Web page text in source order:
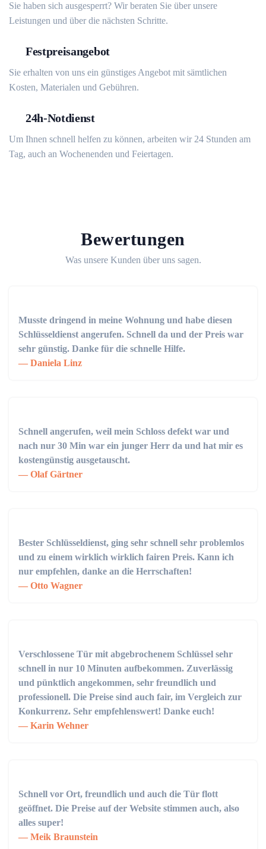
Sie haben sich ausgesperrt? Wir beraten Sie über unsere
Leistungen und über die nächsten Schritte.
Festpreisangebot
Sie erhalten von uns ein günstiges Angebot mit sämtlichen
Kosten, Materialen und Gebühren.
24h-Notdienst
Um Ihnen schnell helfen zu können, arbeiten wir 24 Stunden am
Tag, auch an Wochenenden und Feiertagen.
Bewertungen
Was unsere Kunden über uns sagen.
Musste dringend in meine Wohnung und habe diesen
Schlüsseldienst angerufen. Schnell da und der Preis war
sehr günstig. Danke für die schnelle Hilfe.
Daniela Linz
Schnell angerufen, weil mein Schloss defekt war und
nach nur 30 Min war ein junger Herr da und hat mir es
kostengünstig ausgetauscht.
Olaf Gärtner
Bester Schlüsseldienst, ging sehr schnell sehr problemlos
und zu einem wirklich wirklich fairen Preis. Kann ich
nur empfehlen, danke an die Herrschaften!
Otto Wagner
Verschlossene Tür mit abgebrochenem Schlüssel sehr
schnell in nur 10 Minuten aufbekommen. Zuverlässig
und pünktlich angekommen, sehr freundlich und
professionell. Die Preise sind auch fair, im Vergleich zur
Konkurrenz. Sehr empfehlenswert! Danke euch!
Karin Wehner
Schnell vor Ort, freundlich und auch die Tür flott
geöffnet. Die Preise auf der Website stimmen auch, also
alles super!
Meik Braunstein